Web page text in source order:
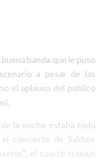
banda que le puso
a pesar de las
el aplauso del publico
la noche estaba todo
concierto de Salduie
el cuarto trabajo